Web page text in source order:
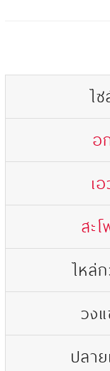
ไ
อ
เ
สะ
ไหล่
วง
ปลา